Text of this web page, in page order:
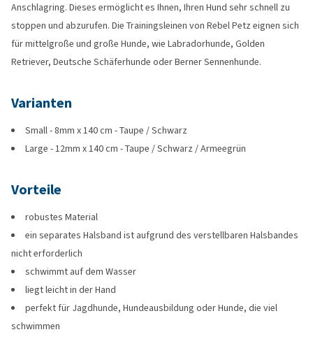
Anschlagring. Dieses ermöglicht es Ihnen, Ihren Hund sehr schnell zu
stoppen und abzurufen. Die Trainingsleinen von Rebel Petz eignen sich
für mittelgroße und große Hunde, wie Labradorhunde, Golden
Retriever, Deutsche Schäferhunde oder Berner Sennenhunde.
Varianten
Small - 8mm x 140 cm - Taupe / Schwarz
Large - 12mm x 140 cm - Taupe / Schwarz / Armeegrün
Vorteile
robustes Material
ein separates Halsband ist aufgrund des verstellbaren Halsbandes
nicht erforderlich
schwimmt auf dem Wasser
liegt leicht in der Hand
perfekt für Jagdhunde, Hundeausbildung oder Hunde, die viel
schwimmen